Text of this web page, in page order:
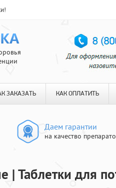
ЗАКАЗАТЬ КАК ОПЛАТИТЬ
Даем гарантии
на качество
| Таблетки для